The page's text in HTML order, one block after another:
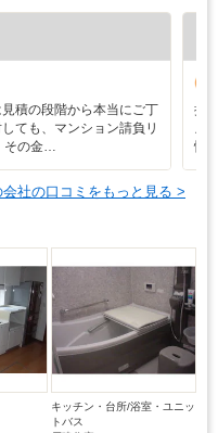
積の段階から本当にご丁
ても、マンション請負リ
その金…
押
ズ
性
会社の口コミをもっと見る >
キッチン・台所/浴室・ユニッ
トバス